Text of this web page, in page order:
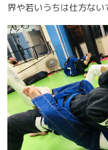
界や若いうちは仕方ない